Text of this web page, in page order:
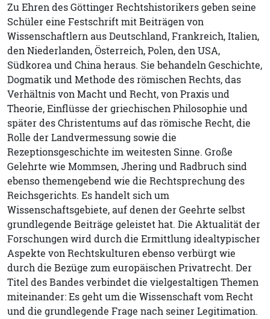
Zu Ehren des Göttinger Rechtshistorikers geben seine
Schüler eine Festschrift mit Beiträgen von
Wissenschaftlern aus Deutschland, Frankreich, Italien,
den Niederlanden, Österreich, Polen, den USA,
Südkorea und China heraus. Sie behandeln Geschichte,
Dogmatik und Methode des römischen Rechts, das
Verhältnis von Macht und Recht, von Praxis und
Theorie, Einflüsse der griechischen Philosophie und
später des Christentums auf das römische Recht, die
Rolle der Landvermessung sowie die
Rezeptionsgeschichte im weitesten Sinne. Große
Gelehrte wie Mommsen, Jhering und Radbruch sind
ebenso themengebend wie die Rechtsprechung des
Reichsgerichts. Es handelt sich um
Wissenschaftsgebiete, auf denen der Geehrte selbst
grundlegende Beiträge geleistet hat. Die Aktualität der
Forschungen wird durch die Ermittlung idealtypischer
Aspekte von Rechtskulturen ebenso verbürgt wie
durch die Bezüge zum europäischen Privatrecht. Der
Titel des Bandes verbindet die vielgestaltigen Themen
miteinander: Es geht um die Wissenschaft vom Recht
und die grundlegende Frage nach seiner Legitimation.